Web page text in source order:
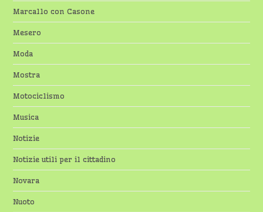
Marcallo con Casone
Mesero
Moda
Mostra
Motociclismo
Musica
Notizie
Notizie utili per il cittadino
Novara
Nuoto